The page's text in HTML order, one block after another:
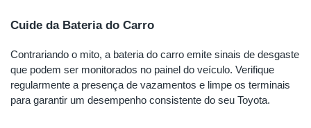
Cuide da Bateria do Carro
Contrariando o mito, a bateria do carro emite sinais de desgaste
que podem ser monitorados no painel do veículo. Verifique
regularmente a presença de vazamentos e limpe os terminais
para garantir um desempenho consistente do seu Toyota.